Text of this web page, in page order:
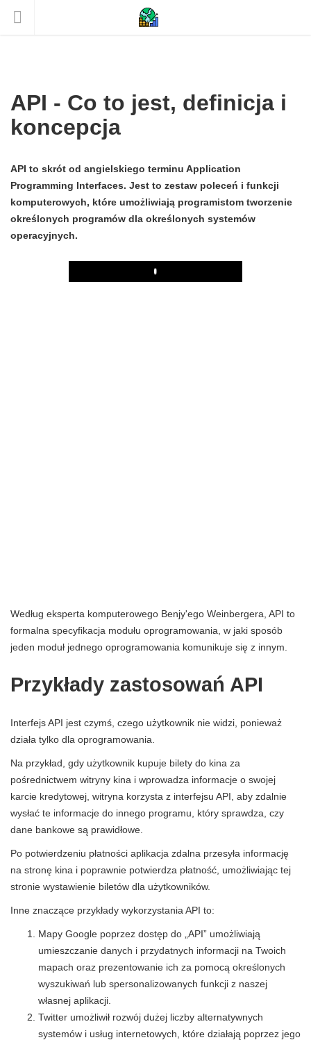
API - Co to jest, definicja i
koncepcja
API to skrót od angielskiego terminu Application
Programming Interfaces. Jest to zestaw poleceń i funkcji
komputerowych, które umożliwiają programistom tworzenie
określonych programów dla określonych systemów
operacyjnych.
Play
Według eksperta komputerowego Benjy'ego Weinbergera, API to
formalna specyfikacja modułu oprogramowania, w jaki sposób
jeden moduł jednego oprogramowania komunikuje się z innym.
Przykłady zastosowań API
Interfejs API jest czymś, czego użytkownik nie widzi, ponieważ
działa tylko dla oprogramowania.
Na przykład, gdy użytkownik kupuje bilety do kina za
pośrednictwem witryny kina i wprowadza informacje o swojej
karcie kredytowej, witryna korzysta z interfejsu API, aby zdalnie
wysłać te informacje do innego programu, który sprawdza, czy
dane bankowe są prawidłowe.
Po potwierdzeniu płatności aplikacja zdalna przesyła informację
na stronę kina i poprawnie potwierdza płatność, umożliwiając tej
stronie wystawienie biletów dla użytkowników.
Inne znaczące przykłady wykorzystania API to:
Mapy Google poprzez dostęp do „API” umożliwiają
umieszczanie danych i przydatnych informacji na Twoich
mapach oraz prezentowanie ich za pomocą określonych
wyszukiwań lub spersonalizowanych funkcji z naszej
własnej aplikacji.
Twitter umożliwił rozwój dużej liczby alternatywnych
systemów i usług internetowych, które działają poprzez jego